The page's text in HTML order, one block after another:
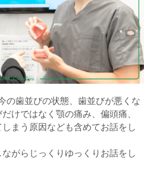
の歯並びの状態、歯並びが悪くな
けではなく顎の痛み、偏頭痛、
まう原因なども含めてお話をし
がらじっくりゆっくりお話をし